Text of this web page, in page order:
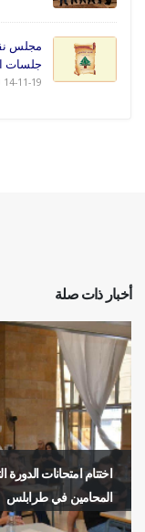
مجلس
جلسات
14-11-19 07:30
أخبار ذات صلة
اختتام امتحانات الدورة
المحامين في طرابلس